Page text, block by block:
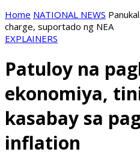
Home NATIONAL NEWS
charge, suportado ng NEA
EXPLAINERS
Patuloy na
ekonomiya,
kasabay sa
inflation